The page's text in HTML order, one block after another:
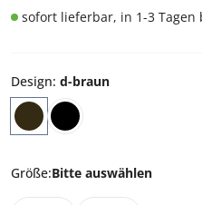
sofort lieferbar, in 1-3 Tagen
Design: d-braun
Größe:Bitte auswählen